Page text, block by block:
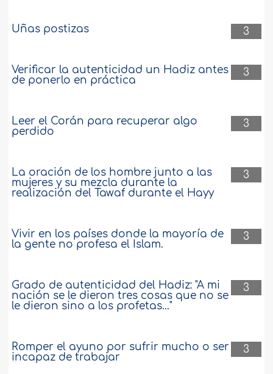
3
Uñas postizas
3
Verificar la autenticidad un Hadiz antes
de ponerlo en práctica
3
Leer el Corán para recuperar algo
perdido
3
La oración de los hombre junto a las
mujeres y su mezcla durante la
realización del Tawaf durante el Hayy
3
Vivir en los países donde la mayoría de
la gente no profesa el Islam.
3
Grado de autenticidad del Hadiz: "A mi
nación se le dieron tres cosas que no se
le dieron sino a los profetas..."
3
Romper el ayuno por sufrir mucho o ser
incapaz de trabajar